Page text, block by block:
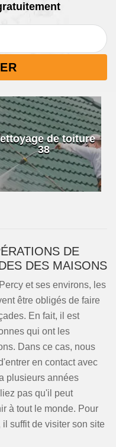
de toiture
38
DE
DES MAISONS
et ses environs, les
être obligés de faire
En fait, il est
qui ont les
Dans ce cas, nous
en contact avec
plusieurs années
pas qu'il peut
à tout le monde. Pour
suffit de visiter son site